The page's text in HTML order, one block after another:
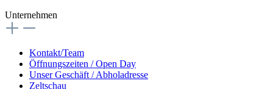
Unternehmen
Kontakt/Team
Öffnungszeiten / Open Day
Unser Geschäft / Abholadresse
Zeltschau